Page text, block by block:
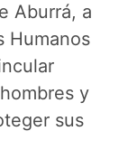
Aburrá, a
Humanos
y
sus